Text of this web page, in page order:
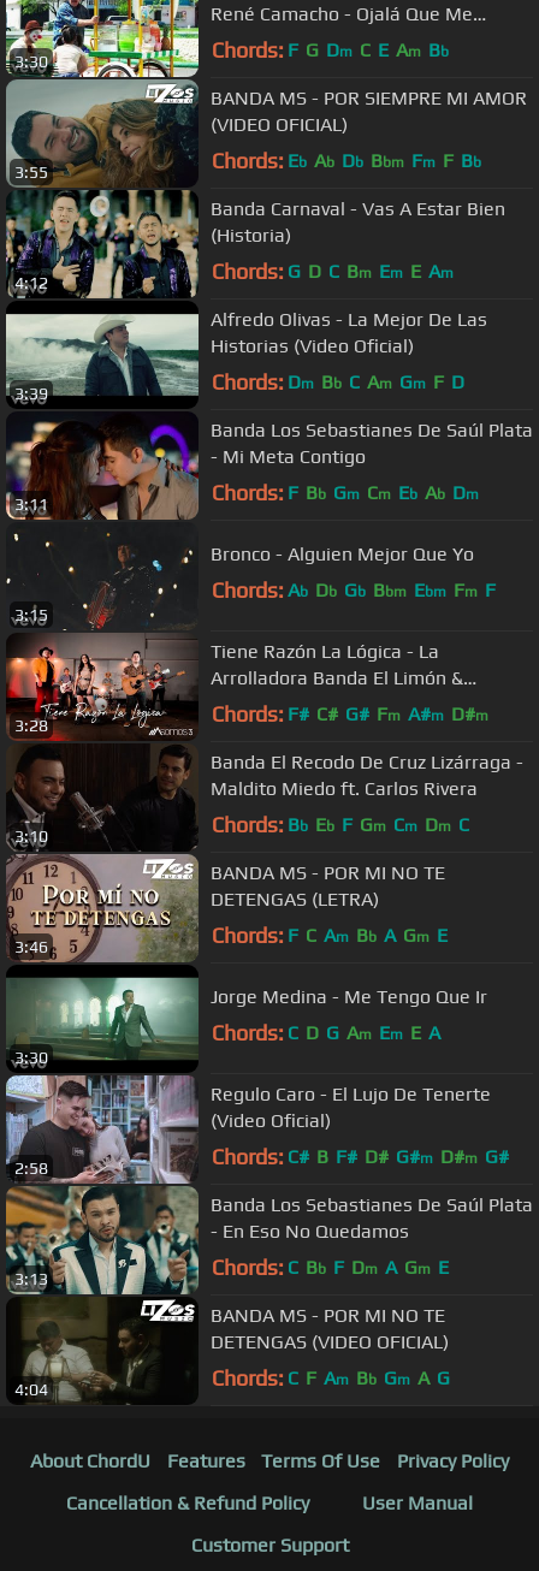
3:30
René Camacho - Ojalá Que Me
Olvides
Chords: F G Dm C E Am Bb
3:55
BANDA MS - POR SIEMPRE MI AMOR
(VIDEO OFICIAL)
Chords: Eb Ab Db Bbm Fm F Bb
4:12
Banda Carnaval - Vas A Estar Bien
(Historia)
Chords: G D C Bm Em E Am
3:39
Alfredo Olivas - La Mejor De Las
Historias (Video Oficial)
Chords: Dm Bb C Am Gm F D
3:11
Banda Los Sebastianes De Saúl Plata
- Mi Meta Contigo
Chords: F Bb Gm Cm Eb Ab Dm
3:15
Bronco - Alguien Mejor Que Yo
Chords: Ab Db Gb Bbm Ebm Fm F
3:28
Tiene Razón La Lógica - La
Arrolladora Banda El Limón &
Espinoza Paz (Cover por Somos 3)
Chords: F# C# G# Fm A#m D#m
3:10
Banda El Recodo De Cruz Lizárraga -
Maldito Miedo ft. Carlos Rivera
Chords: Bb Eb F Gm Cm Dm C
3:46
BANDA MS - POR MI NO TE
DETENGAS (LETRA)
Chords: F C Am Bb A Gm E
3:30
Jorge Medina - Me Tengo Que Ir
Chords: C D G Am Em E A
2:58
Regulo Caro - El Lujo De Tenerte
(Video Oficial)
Chords: C# B F# D# G#m D#m G#
3:13
Banda Los Sebastianes De Saúl Plata
- En Eso No Quedamos
Chords: C Bb F Dm A Gm E
4:04
BANDA MS - POR MI NO TE
DETENGAS (VIDEO OFICIAL)
Chords: C F Am Bb Gm A G
About ChordU Features Terms Of Use
Privacy Policy
Cancellation & Refund Policy
User Manual
Customer Support